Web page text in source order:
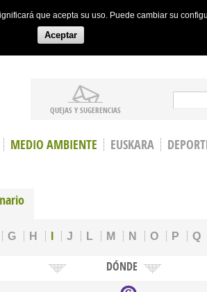
que acepta su uso. Puede cambiar su
Aceptar
QUEJAS Y SUGERENCIAS
MEDIO AMBIENTE EUSKARA
G H J L M N O P Q
DÓNDE